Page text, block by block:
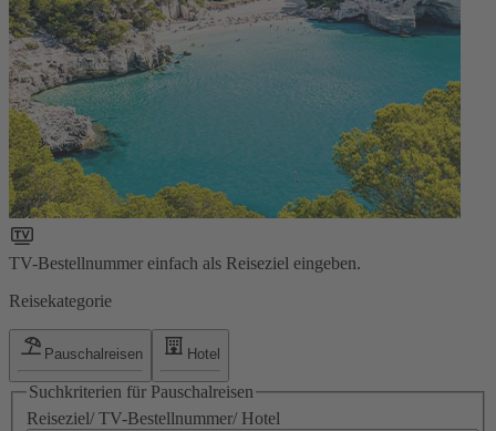
TV-Bestellnummer einfach als Reiseziel eingeben.
Reisekategorie
Pauschalreisen Hotel
Suchkriterien für Pauschalreisen
Reiseziel/ TV-Bestellnummer/ Hotel